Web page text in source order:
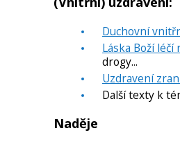
Duchovní
Láska Boží
drogy...
Uzdravení
Další texty k
Naděje